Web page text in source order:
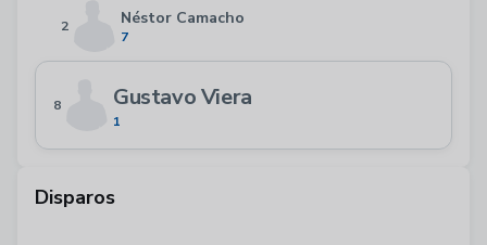
2 Néstor Camacho
7
8 Gustavo Viera
1
Disparos